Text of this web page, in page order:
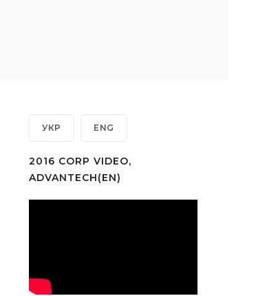
УКР ENG
2016 CORP VIDEO,
ADVANTECH(EN)